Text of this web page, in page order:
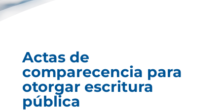
Actas de
comparecencia para
otorgar escritura
pública